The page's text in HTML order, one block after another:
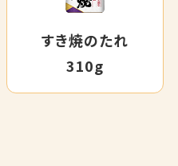
すき焼のたれ
310g